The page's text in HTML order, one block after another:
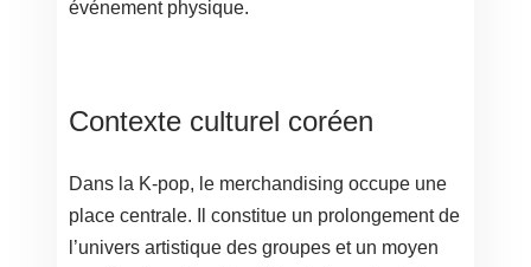
événement physique.
Contexte culturel coréen
Dans la K-pop, le merchandising occupe une
place centrale. Il constitue un prolongement de
l’univers artistique des groupes et un moyen